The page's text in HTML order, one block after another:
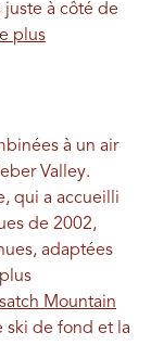
à côté de
plus
à un air
Valley.
qui a accueilli
de 2002,
adaptées
Mountain
ski de fond et la